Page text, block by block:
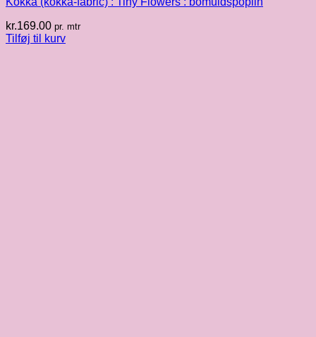
kr.169.00 pr. mtr
Tilføj til kurv